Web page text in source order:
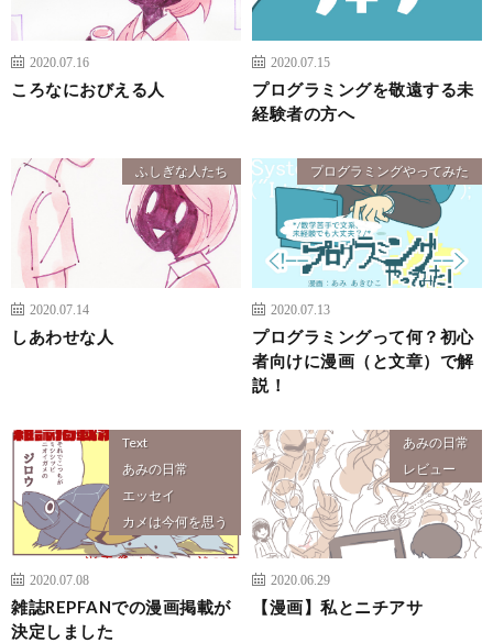
2020.07.16
ころなにおびえる人
2020.07.15
プログラミングを敬遠する未
経験者の方へ
ふしぎな人たち
2020.07.14
しあわせな人
プログラミングやってみた
2020.07.13
プログラミングって何？初心
者向けに漫画（と文章）で解
説！
Text
あみの日常
エッセイ
カメは今何を思う
2020.07.08
雑誌REPFANでの漫画掲載が
決定しました
あみの日常
レビュー
2020.06.29
【漫画】私とニチアサ